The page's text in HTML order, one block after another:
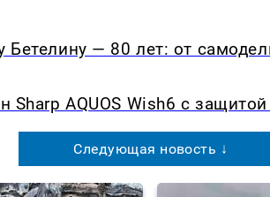
— 80 лет: от
Sharp AQUOS Wish6 с
Следующая новость ↓